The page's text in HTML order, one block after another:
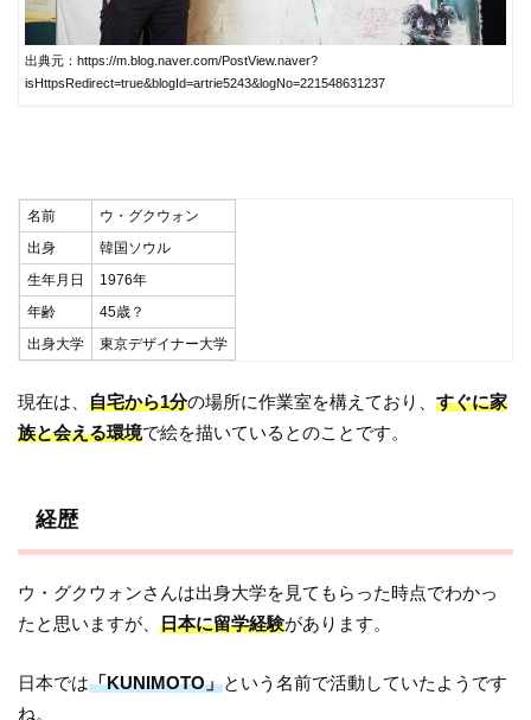
出典元：https://m.blog.naver.com/PostView.naver?
isHttpsRedirect=true&blogId=artrie5243&logNo=221548631237
名前
ウ・グクウォン
出身
韓国ソウル
生年月日
1976年
年齢
45歳？
出身大学
東京デザイナー大学
現在は、自宅から1分の場所に作業室を構えており、すぐに家
族と会える環境で絵を描いているとのことです。
経歴
ウ・グクウォンさんは出身大学を見てもらった時点でわかっ
たと思いますが、日本に留学経験があります。
日本では「KUNIMOTO」という名前で活動していたようです
ね。